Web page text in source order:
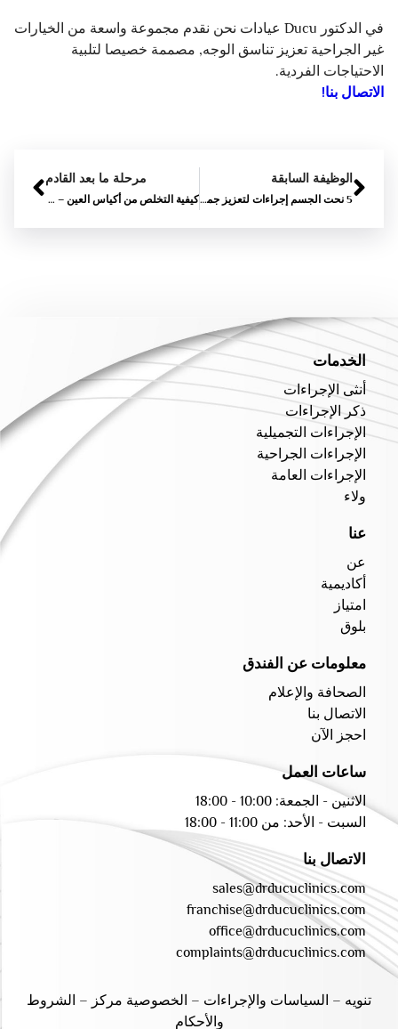
في الدكتور Ducu عيادات نحن نقدم مجموعة واسعة من الخيارات
غير الجراحية تعزيز تناسق الوجه, مصممة خصيصا لتلبية
الاحتياجات الفردية.
الاتصال بنا!
الوظيفة السابقة
5 نحت الجسم إجراءات لتعزيز جمالك الطبيعي
مرحلة ما بعد القادم
كيفية التخلص من أكياس العين – 7 أساليب العمل
الخدمات
أنثى الإجراءات
ذكر الإجراءات
الإجراءات التجميلية
الإجراءات الجراحية
الإجراءات العامة
ولاء
عنا
عن
أكاديمية
امتياز
بلوق
معلومات عن الفندق
الصحافة والإعلام
الاتصال بنا
احجز الآن
ساعات العمل
الاثنين - الجمعة: 10:00 - 18:00
السبت - الأحد: من 11:00 - 18:00
الاتصال بنا
sales@drducuclinics.com
franchise@drducuclinics.com
office@drducuclinics.com
complaints@drducuclinics.com
تنويه – السياسات والإجراءات – الخصوصية مركز – الشروط
والأحكام